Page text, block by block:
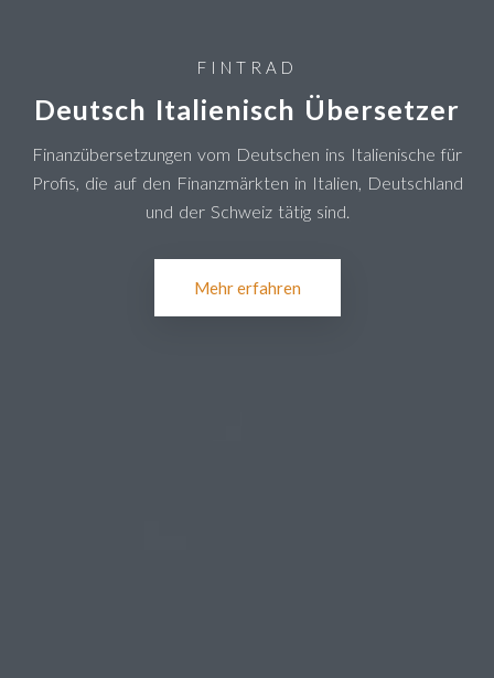
FINTRAD
Deutsch Italienisch Übersetzer
Finanzübersetzungen vom Deutschen ins Italienische für
Profis, die auf den Finanzmärkten in Italien, Deutschland
und der Schweiz tätig sind.
Mehr erfahren